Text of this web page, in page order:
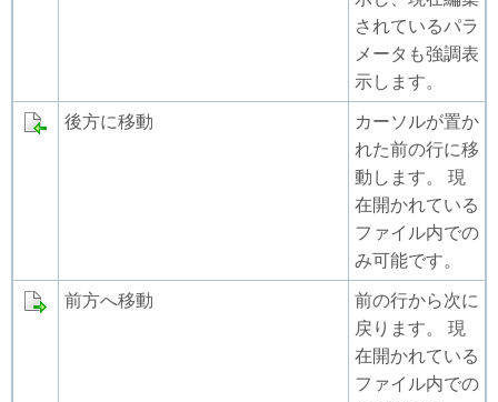
されているパラ
メータも強調表
示します。
後方に移動
カーソルが置か
れた前の行に移
動します。 現
在開かれている
ファイル内での
み可能です。
前方へ移動
前の行から次に
戻ります。 現
在開かれている
ファイル内での